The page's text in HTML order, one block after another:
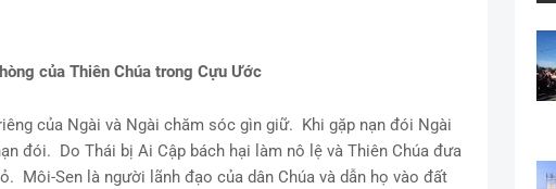
của Thiên Chúa trong Cựu Ước
của Ngài và Ngài chăm sóc gìn giữ. Khi gặp nạn đói Ngài
đói. Do Thái bị Ai Cập bách hại làm nô lệ và Thiên Chúa đưa
Môi-Sen là người lãnh đạo của dân Chúa và dẫn họ vào đất